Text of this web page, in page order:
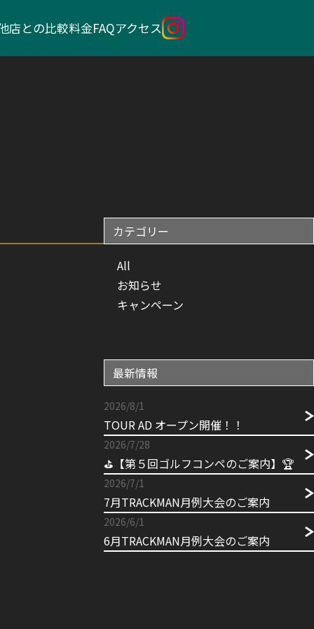
店との比較料金FAQアクセス
カテゴリー
All
お知らせ
キャンペーン
最新情報
2026/8/1
TOUR AD オープン開催！！
2026/7/28
⛳【第５回ゴルフコンペのご案内】🏆
2026/7/1
7月TRACKMAN月例大会のご案内
2026/6/1
6月TRACKMAN月例大会のご案内